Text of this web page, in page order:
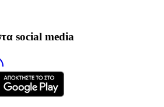
social media